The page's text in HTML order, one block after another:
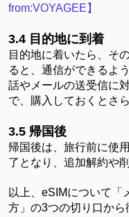
from:VOYAGEE 】
3.4 目的地に到着
目的地に着いたら、そ
ると、通信ができるよ
話やメールの送受信に
で、購入しておくとさ
3.5 帰国後
帰国後は、旅行前に使
了となり、追加解約や
以上、 eSIMについて「
方」の3つの切り口か